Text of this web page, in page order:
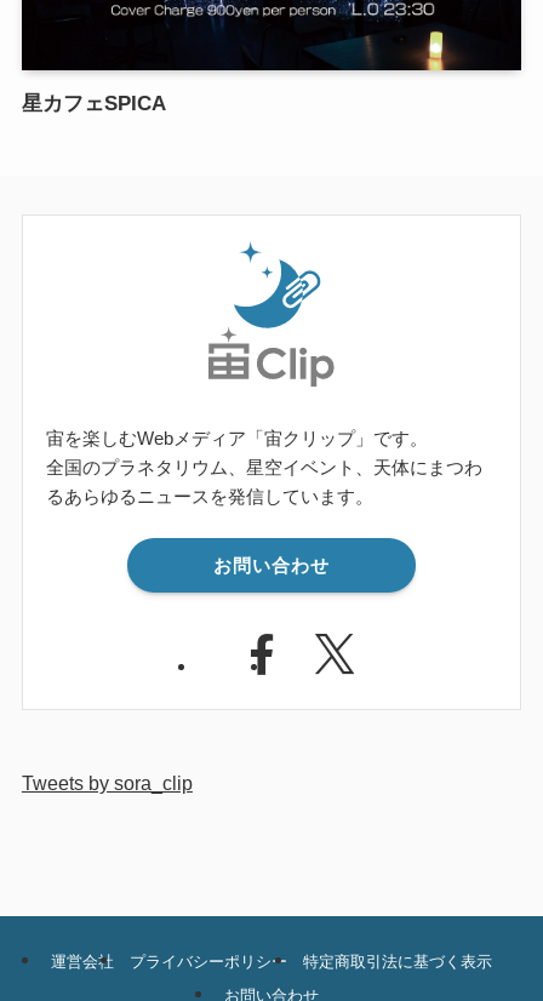
星カフェSPICA
宙を楽しむWebメディア「宙クリップ」です。
全国のプラネタリウム、星空イベント、天体にまつわ
るあらゆるニュースを発信しています。
お問い合わせ
Tweets by sora_clip
運営会社 プライバシーポリシー
特定商取引法に基づく表示
お問い合わせ